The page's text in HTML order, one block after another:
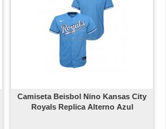
Camiseta Beisbol Nino Kansas City
Royals Replica Alterno Azul